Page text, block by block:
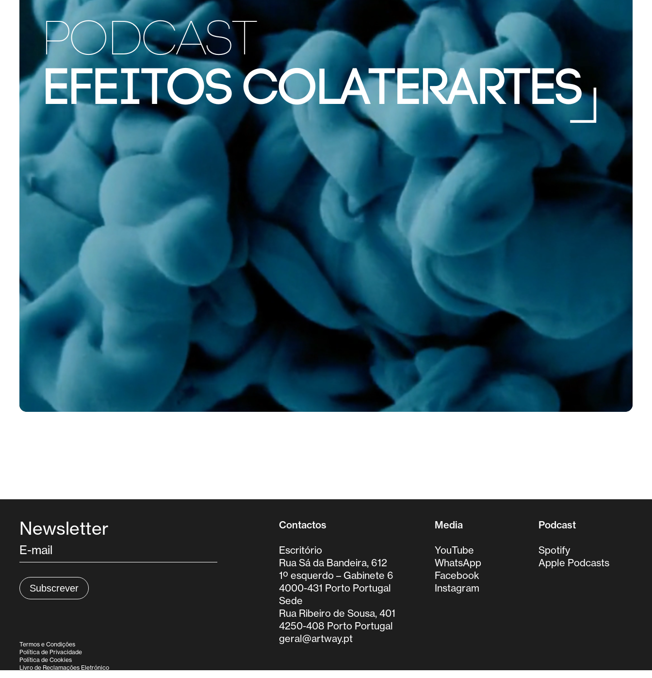
Newsletter
Termos e Condições
Política de Privacidade
Política de Cookies
Livro de Reclamações Eletrónico
Contactos
Escritório
Rua Sá da Bandeira, 612
1º esquerdo – Gabinete 6
4000-431 Porto Portugal
Sede
Rua Ribeiro de Sousa, 401
4250-408 Porto Portugal
geral@artway.pt
Media
YouTube
WhatsApp
Facebook
Instagram
Podcast
Spotify
Apple Podcasts